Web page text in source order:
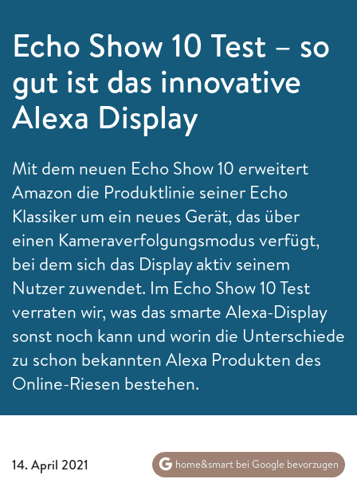
Echo Show 10 Test – so
gut ist das innovative
Alexa Display
Mit dem neuen Echo Show 10 erweitert
Amazon die Produktlinie seiner Echo
Klassiker um ein neues Gerät, das über
einen Kameraverfolgungsmodus verfügt,
bei dem sich das Display aktiv seinem
Nutzer zuwendet. Im Echo Show 10 Test
verraten wir, was das smarte Alexa-Display
sonst noch kann und worin die Unterschiede
zu schon bekannten Alexa Produkten des
Online-Riesen bestehen.
14. April 2021 home&smart bei Google bevorzugen